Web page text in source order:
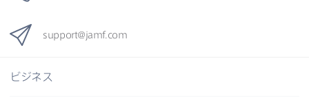
support@jamf. com
ビジネス